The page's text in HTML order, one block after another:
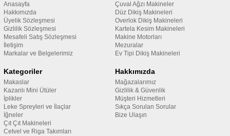
Anasayfa
Hakkımızda
Üyelik Sözleşmesi
Gizlilik Sözleşmesi
Mesafeli Satış Sözleşmesi
İletişim
Markalar ve Belgelerimiz
Çuval Ağzı Makineler
Düz Dikiş Makineleri
Overlok Dikiş Makineleri
Kartela Kesim Makineleri
Makine Motorları
Mezuralar
Ev Tipi Dikiş Makineleri
Kategoriler
Makaslar
Kazanlı Mini Ütüler
İplikler
Leke Spreyleri ve İlaçlar
İğneler
Çıt Çıt Makineleri
Cetvel ve Riga Takımları
Hakkımızda
Mağazalarımız
Gizlilik & Güvenlik
Müşteri Hizmetleri
Sıkça Sorulan Sorular
Bize Ulaşın